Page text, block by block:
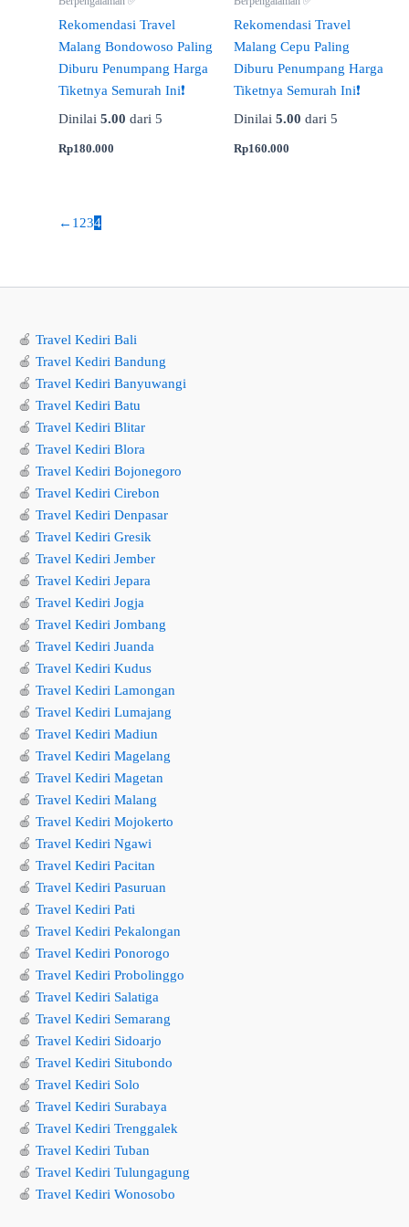
Rekomendasi Travel
Malang Bondowoso Paling
Diburu Penumpang Harga
Tiketnya Semurah Ini❗
Dinilai 5.00 dari 5
Rp180.000
Rekomendasi Travel
Malang Cepu Paling
Diburu Penumpang Harga
Tiketnya Semurah Ini❗
Dinilai 5.00 dari 5
Rp160.000
← 1 234
🍎 Travel Kediri Bali
🍎 Travel Kediri Bandung
🍎 Travel Kediri Banyuwangi
🍎 Travel Kediri Batu
🍎 Travel Kediri Blitar
🍎 Travel Kediri Blora
🍎 Travel Kediri Bojonegoro
🍎 Travel Kediri Cirebon
🍎 Travel Kediri Denpasar
🍎 Travel Kediri Gresik
🍎 Travel Kediri Jember
🍎 Travel Kediri Jepara
🍎 Travel Kediri Jogja
🍎 Travel Kediri Jombang
🍎 Travel Kediri Juanda
🍎 Travel Kediri Kudus
🍎 Travel Kediri Lamongan
🍎 Travel Kediri Lumajang
🍎 Travel Kediri Madiun
🍎 Travel Kediri Magelang
🍎 Travel Kediri Magetan
🍎 Travel Kediri Malang
🍎 Travel Kediri Mojokerto
🍎 Travel Kediri Ngawi
🍎 Travel Kediri Pacitan
🍎 Travel Kediri Pasuruan
🍎 Travel Kediri Pati
🍎 Travel Kediri Pekalongan
🍎 Travel Kediri Ponorogo
🍎 Travel Kediri Probolinggo
🍎 Travel Kediri Salatiga
🍎 Travel Kediri Semarang
🍎 Travel Kediri Sidoarjo
🍎 Travel Kediri Situbondo
🍎 Travel Kediri Solo
🍎 Travel Kediri Surabaya
🍎 Travel Kediri Trenggalek
🍎 Travel Kediri Tuban
🍎 Travel Kediri Tulungagung
🍎 Travel Kediri Wonosobo